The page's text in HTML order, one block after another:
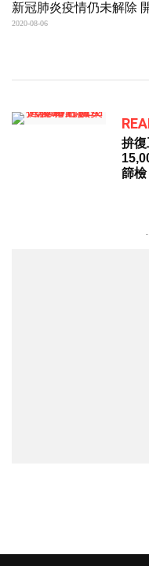
新冠肺炎疫情仍未解除
2020-08-06
拚
篩檢